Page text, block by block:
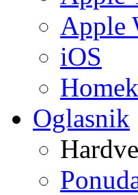
Apple
iOS
Oglasnik